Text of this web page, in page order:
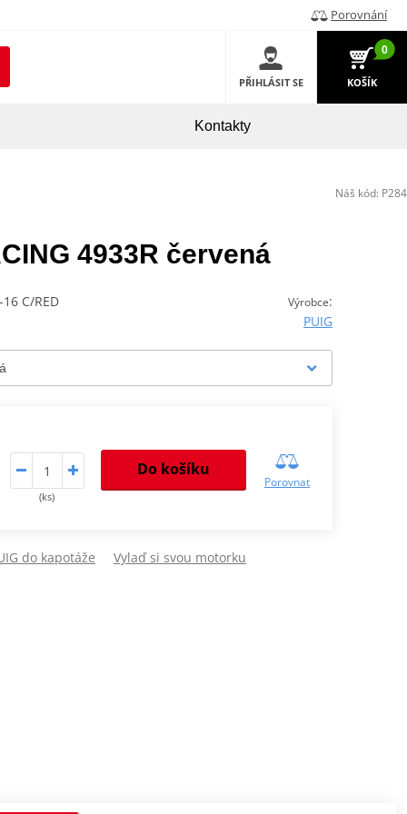
Porovnání
PŘIHLÁSIT SE
0
KOŠÍK
Kontakty
4933R červená
Výrobce:
PUIG
16 C/RED
(ks)
Do košíku
Porovnat
do kapotáže Vylaď si svou motorku
Náš kód: P284